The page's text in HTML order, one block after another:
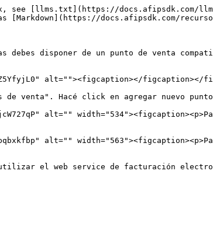
see [llms.txt](https://docs.afipsdk.com/
[Markdown](https://docs.afipsdk.com/
debes disponer de un punto de venta
alt=""><figcaption></figcaption></
de venta". Hacé click en agregar nuevo
alt=""
alt=""